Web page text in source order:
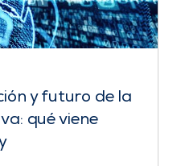
y futuro de la
qué viene